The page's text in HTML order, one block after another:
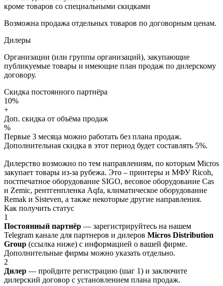
кроме товаров со специальными скидками
Возможна продажа отдельных товаров по договорным ценам.
Дилеры
Организации (или группы организаций), закупающие
публикуемые товары и имеющие план продаж по дилерскому
договору.
Скидка постоянного партнёра
10%
+
Доп. скидка от объёма продаж
%
Первые 3 месяца можно работать без плана продаж.
Дополнительная скидка в этот период будет составлять 5%.
Дилерство возможно по тем направлениям, по которым Micros
закупает товары из-за рубежа. Это – принтеры и МФУ Ricoh,
постпечатное оборудование SIGO, весовое оборудование Cas
и Zemic, рентгенпленка Aqfa, климатическое оборудование
Remak и Sisteven, а также некоторые другие направления.
Как получить статус
1
Постоянный партнёр — зарегистрируйтесь на нашем
Telegram канале для партнеров и дилеров Micros Distribution
Group (ссылка ниже) с информацией о вашей фирме.
Дополнительные фирмы можно указать отдельно.
2
Дилер — пройдите регистрацию (шаг 1) и заключите
дилерский договор с установлением плана продаж.